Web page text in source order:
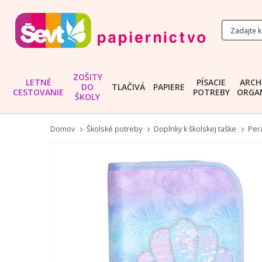
LETNÉ
CESTOVANIE
ZOŠITY
DO
ŠKOLY
TLAČIVÁ PAPIERE
PÍSACIE
POTREBY
Domov Školské potreby Doplnky k školskej taške